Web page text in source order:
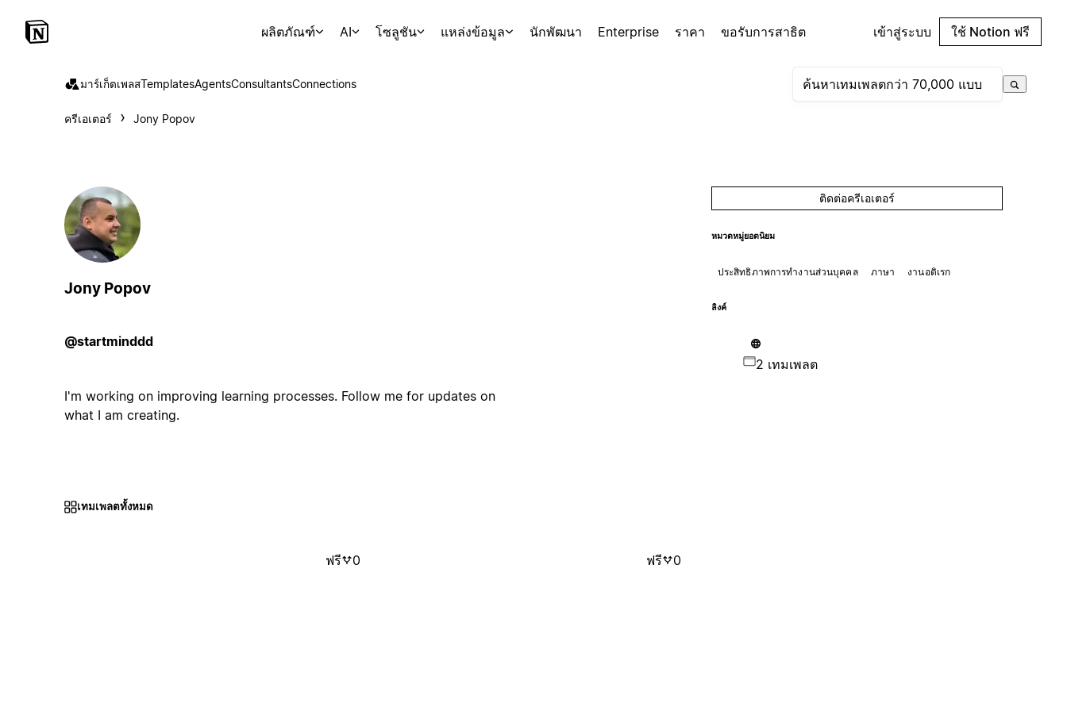
ผลิตภัณฑ์ AI โซลูชัน แหล่งข้อมูล นักพัฒนา Enterprise ราคา ขอรับการสาธิต เข้าสู่ระบบ ใช้ Notion ฟรี
มาร์เก็ตเพลสTemplatesAgentsConsultantsConnections
ครีเอเตอร์ Jony Popov
Jony Popov
@startminddd
I'm working on improving learning processes. Follow me for updates on
what I am creating.
ติดต่อครีเอเตอร์
หมวดหมู่ยอดนิยม
ประสิทธิภาพการทำงานส่วนบุคคล ภาษา งานอดิเรก
ลิงค์
2 เทมเพลต
เทมเพลตทั้งหมด
ฟรี 0 ฟรี 0